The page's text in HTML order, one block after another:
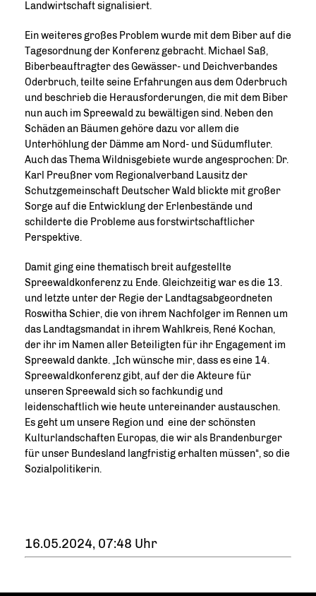
Landwirtschaft signalisiert.
Ein weiteres großes Problem wurde mit dem Biber auf die
Tagesordnung der Konferenz gebracht. Michael Saß,
Biberbeauftragter des Gewässer- und Deichverbandes
Oderbruch, teilte seine Erfahrungen aus dem Oderbruch
und beschrieb die Herausforderungen, die mit dem Biber
nun auch im Spreewald zu bewältigen sind. Neben den
Schäden an Bäumen gehöre dazu vor allem die
Unterhöhlung der Dämme am Nord- und Südumfluter.
Auch das Thema Wildnisgebiete wurde angesprochen: Dr.
Karl Preußner vom Regionalverband Lausitz der
Schutzgemeinschaft Deutscher Wald blickte mit großer
Sorge auf die Entwicklung der Erlenbestände und
schilderte die Probleme aus forstwirtschaftlicher
Perspektive.
Damit ging eine thematisch breit aufgestellte
Spreewaldkonferenz zu Ende. Gleichzeitig war es die 13.
und letzte unter der Regie der Landtagsabgeordneten
Roswitha Schier, die von ihrem Nachfolger im Rennen um
das Landtagsmandat in ihrem Wahlkreis, René Kochan,
der ihr im Namen aller Beteiligten für ihr Engagement im
Spreewald dankte. „Ich wünsche mir, dass es eine 14.
Spreewaldkonferenz gibt, auf der die Akteure für
unseren Spreewald sich so fachkundig und
leidenschaftlich wie heute untereinander austauschen.
Es geht um unsere Region und eine der schönsten
Kulturlandschaften Europas, die wir als Brandenburger
für unser Bundesland langfristig erhalten müssen“, so die
Sozialpolitikerin.
16.05.2024, 07:48 Uhr